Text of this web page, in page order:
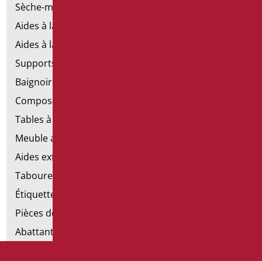
Sèche-mains électriques
Aides à la salle de bains d'émergence
Aides à la salle de bains en acier inoxydable
Supports de fixation pour les murs en placoplâtre
Baignoires avec porte
Composants de la main courante
Tables à langer
Meuble avec chaise pour salle de bains
Aides extractibles pour la salle de bains
Tabourets de douche
Étiquettes de salle de bain
Pièces détachées et petites pièces
Abattants et rehausses de toilettes